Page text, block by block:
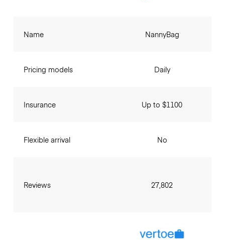
Name
Pricing models
Insurance
Flexible arrival
Reviews
NannyBag
Daily
Up to $1100
No
27,802